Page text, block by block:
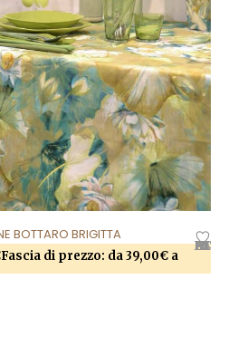
AGGIUNGI ALLA LISTA DEI DESIDERI
BOTTARO BRIGITTA
Fascia di prezzo: da 39,00€ a